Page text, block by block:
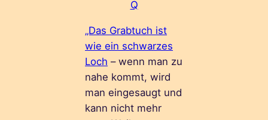
Q
„Das Grabtuch ist
wie ein schwarzes
Loch – wenn man zu
nahe kommt, wird
man eingesaugt und
kann nicht mehr